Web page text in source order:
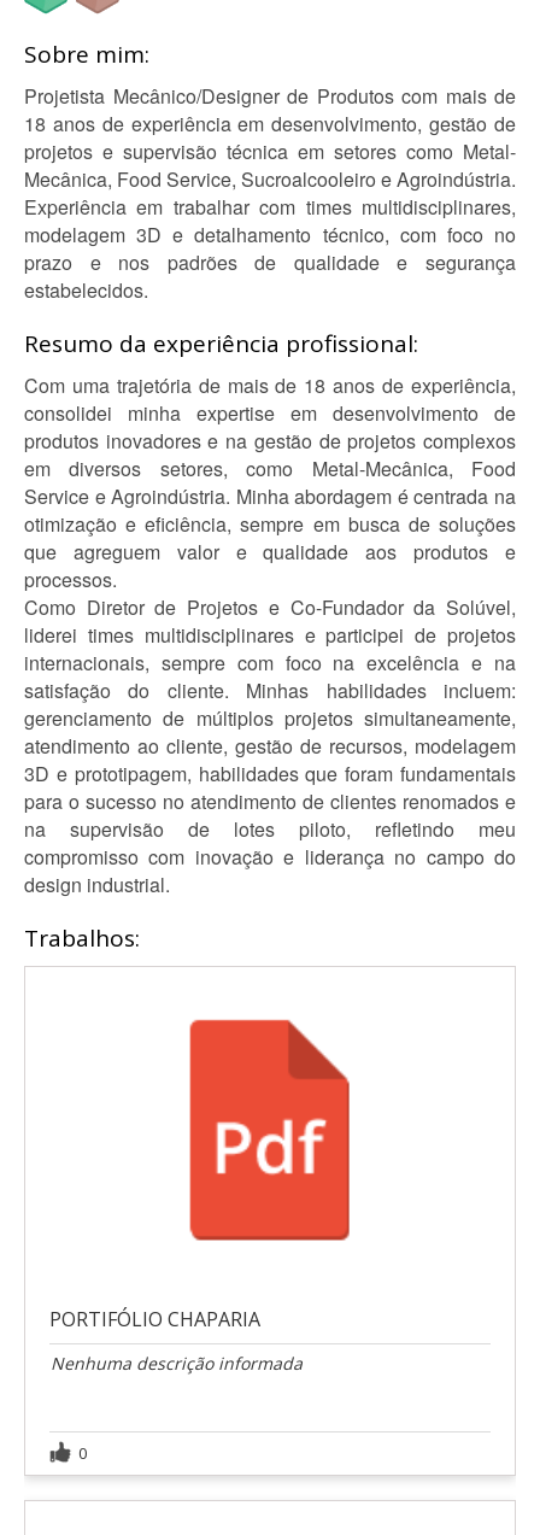
Sobre mim:
Projetista Mecânico/Designer de Produtos com mais de
18 anos de experiência em desenvolvimento, gestão de
projetos e supervisão técnica em setores como Metal-
Mecânica, Food Service, Sucroalcooleiro e Agroindústria.
Experiência em trabalhar com times multidisciplinares,
modelagem 3D e detalhamento técnico, com foco no
prazo e nos padrões de qualidade e segurança
estabelecidos.
Resumo da experiência profissional:
Com uma trajetória de mais de 18 anos de experiência,
consolidei minha expertise em desenvolvimento de
produtos inovadores e na gestão de projetos complexos
em diversos setores, como Metal-Mecânica, Food
Service e Agroindústria. Minha abordagem é centrada na
otimização e eficiência, sempre em busca de soluções
que agreguem valor e qualidade aos produtos e
processos.
Como Diretor de Projetos e Co-Fundador da Solúvel,
liderei times multidisciplinares e participei de projetos
internacionais, sempre com foco na excelência e na
satisfação do cliente. Minhas habilidades incluem:
gerenciamento de múltiplos projetos simultaneamente,
atendimento ao cliente, gestão de recursos, modelagem
3D e prototipagem, habilidades que foram fundamentais
para o sucesso no atendimento de clientes renomados e
na supervisão de lotes piloto, refletindo meu
compromisso com inovação e liderança no campo do
design industrial.
Trabalhos:
PORTIFÓLIO CHAPARIA
Nenhuma descrição informada
0